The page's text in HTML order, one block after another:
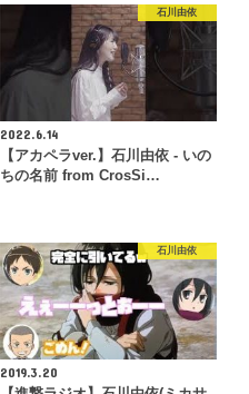
石川由依
2022.6.14
【アカペラver.】石川由依 - いの
ちの名前 from CrosSi…
石川由依
2019.3.20